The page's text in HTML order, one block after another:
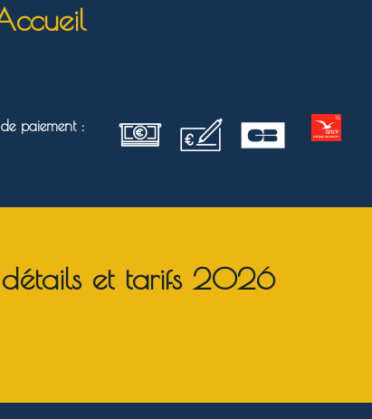
paiement :
et tarifs 2026